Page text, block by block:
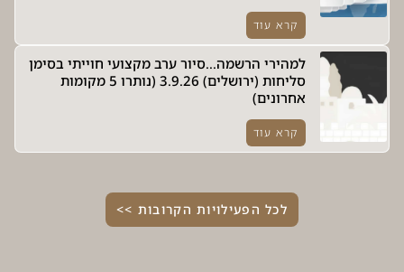
קרא עוד
למהירי הרשמה...סיור ערב מקצועי חוייתי בסימן
סליחות (ירושלים) 3.9.26 (נותרו 5 מקומות
אחרונים)
קרא עוד
לכל הפעילויות הקרובות >>